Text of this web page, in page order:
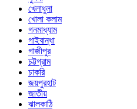
খেলাধুলা
খোলা কলাম
গনমাধ্যাম
গাইবান্ধা
গাজীপুর
চট্টগ্রাম
চাকরি
জয়পুরহাট
জাতীয়
ঝালকাঠি